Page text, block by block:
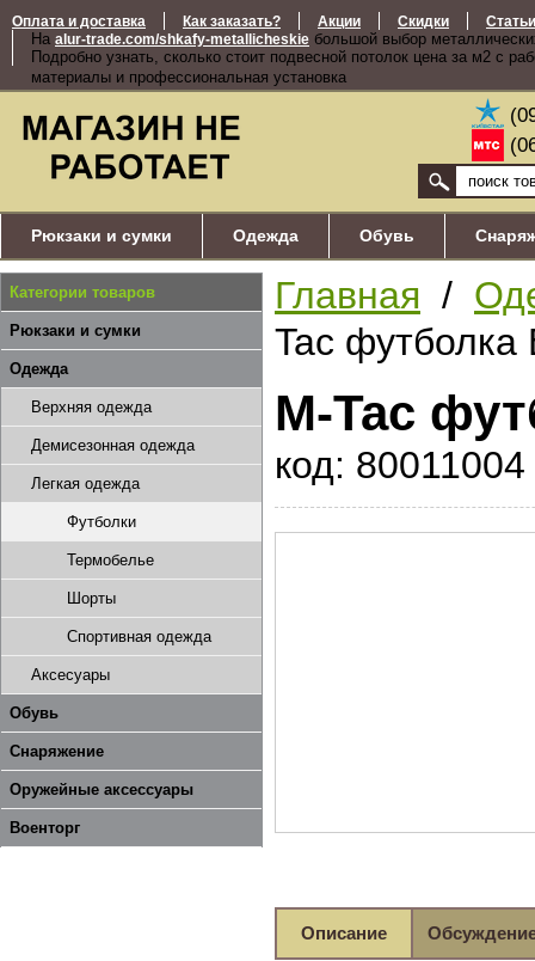
Оплата и доставка Как заказать? Акции Скидки Статьи
На alur-trade.com/shkafy-metallicheskie большой выбор
Подробно узнать, сколько стоит подвесной потолок цена за м2 с
материалы и профессиональная установка
Рюкзаки и сумки Одежда Обувь
Категории товаров
Рюкзаки и сумки
Одежда
Верхняя одежда
Демисезонная одежда
Легкая одежда
Футболки
Термобелье
Шорты
Спортивная одежда
Аксесуары
Обувь
Снаряжение
Оружейные аксессуары
Военторг
Главная /
Tac футболка
M-Tac
код: 80011004
Описание